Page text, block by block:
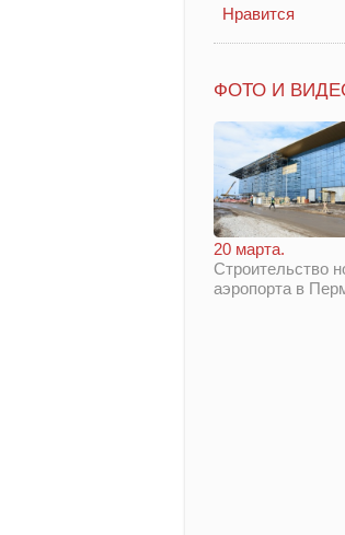
Нравится
ФОТО И
20 марта.
Строительство
аэропорта в